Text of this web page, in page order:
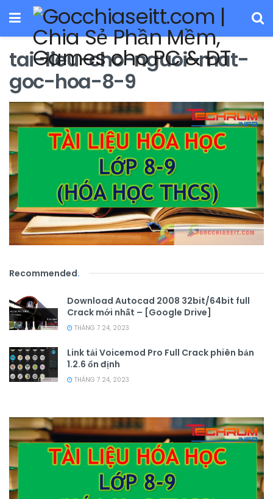
tai-lieu-cho-nguoi-mat-
goc-hoa-8-9
Recommended.
Download Autocad 2008 32bit/64bit full
Crack mới nhất – [Google Drive]
THÁNG 7 24, 2023
Link tải Voicemod Pro Full Crack phiên bản
1.2.6 ổn định
THÁNG 7 24, 2023